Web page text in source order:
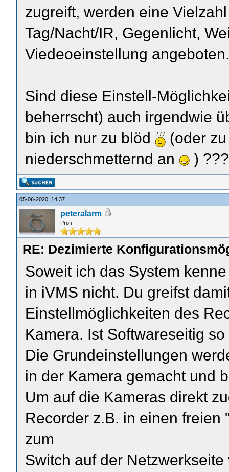
zugreift, werden eine
Tag/Nacht/IR, Gegenlicht,
Viedeoeinstellung
Sind diese Einstell-
beherrscht) auch irgendwie
bin ich nur zu blöd
(oder
niederschmetternd an
) ???
05-06-2020, 14:37
peteralarm
Profi
RE: Dezimierte
Soweit ich das System
in iVMS nicht. Du greifst
Einstellmöglichkeiten des
Kamera. Ist Softwareseitig
Die Grundeinstellungen
in der Kamera gemacht und
Um auf die Kameras direkt
Recorder z.B. in einen
zum
Switch auf der